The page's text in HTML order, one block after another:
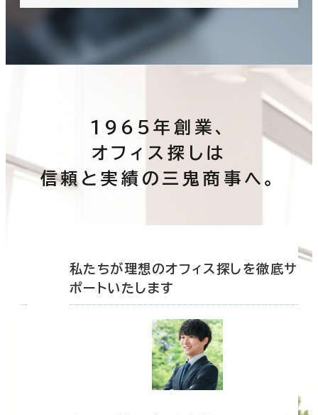
1965年創業、
オフィス探しは
信頼と実績の三鬼商事へ。
私たちが理想のオフィス探しを徹底サ
ポートいたします